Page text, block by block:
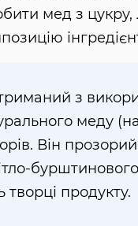
мед з цукру,
з
меду
Він
творці продукту.